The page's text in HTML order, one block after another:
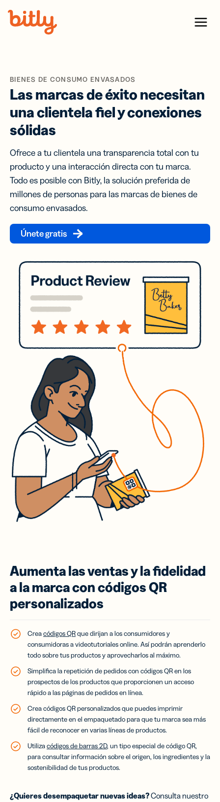
Menu
BIENES DE CONSUMO ENVASADOS
Las marcas de éxito necesitan
una clientela fiel y conexiones
sólidas
Ofrece a tu clientela una transparencia total con tu
producto y una interacción directa con tu marca.
Todo es posible con Bitly, la solución preferida de
millones de personas para las marcas de bienes de
consumo envasados.
Únete gratis
Aumenta las ventas y la fidelidad
a la marca con códigos QR
personalizados
Creacódigos QRque dirijan a los consumidores y
consumidoras a videotutoriales online. Así podrán aprenderlo
todo sobre tus productos y aprovecharlos al máximo.
Simplifica la repetición de pedidos con códigos QR en los
prospectos de los productos que proporcionen un acceso
rápido a las páginas de pedidos en línea.
Crea códigos QR personalizados que puedes imprimir
directamente en el empaquetado para que tu marca sea más
fácil de reconocer en varias líneas de productos.
Utilizacódigos de barras 2D, un tipo especial de código QR,
para consultar información sobre el origen, los ingredientes y la
sostenibilidad de tus productos.
¿Quieres desempaquetar nuevas ideas?Consulta nuestro